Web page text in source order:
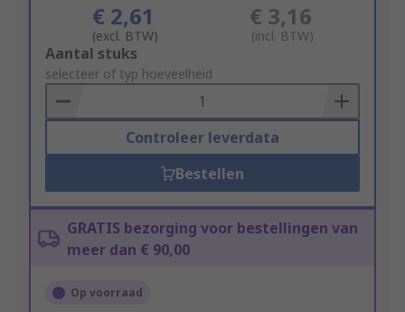
€ 2,61
(excl. BTW)
€ 3,16
(incl. BTW)
Add
to
Basket
Aantal stuks
selecteer of typ hoeveelheid
Controleer leverdata
Bestellen
GRATIS bezorging voor bestellingen van
meer dan € 90,00
Op voorraad